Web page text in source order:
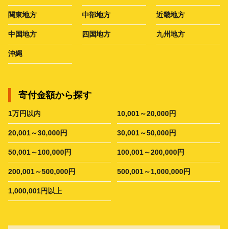
関東地方 中部地方 近畿地方
中国地方 四国地方 九州地方
沖縄
寄付金額から探す
1万円以内 10,001～20,000円
20,001～30,000円 30,001～50,000円
50,001～100,000円 100,001～200,000円
200,001～500,000円 500,001～1,000,000円
1,000,001円以上